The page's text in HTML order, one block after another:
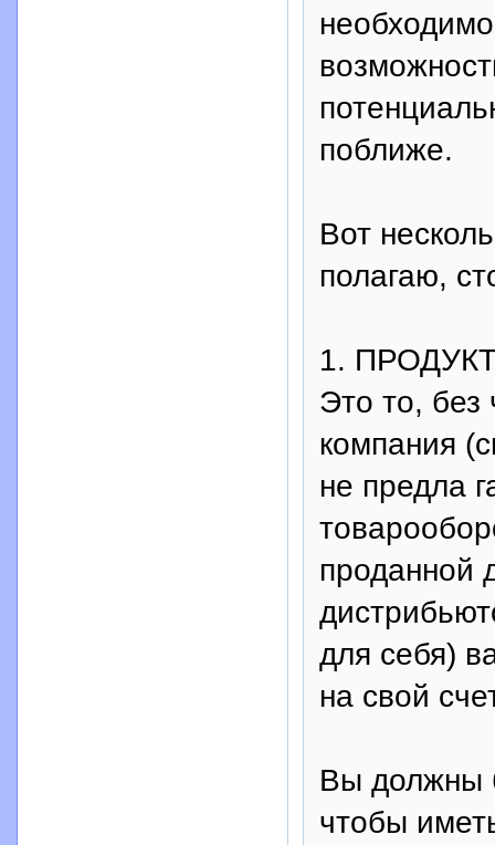
поближе.
Вот
полагаю,
1.
Это то, без
компания
не предла
проданной
для себя)
на свой
Вы должны
чтобы